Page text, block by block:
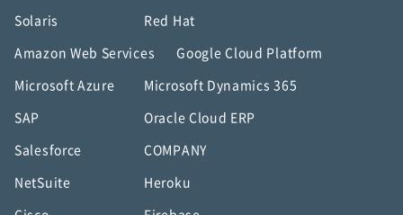
Solaris Red Hat
Amazon Web Services Google Cloud Platform
Microsoft Azure Microsoft Dynamics 365
SAP Oracle Cloud ERP
Salesforce COMPANY
NetSuite Heroku